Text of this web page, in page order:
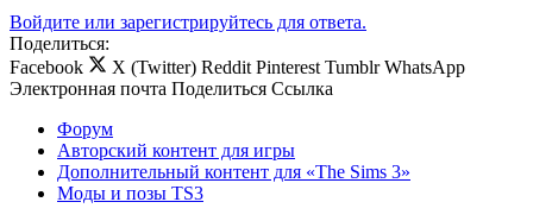
Войдите или зарегистрируйтесь для ответа.
Поделиться:
Facebook
X (Twitter) Reddit Pinterest Tumblr WhatsApp
Электронная почта Поделиться Ссылка
Форум
Авторский контент для игры
Дополнительный контент для «The Sims 3»
Моды и позы TS3